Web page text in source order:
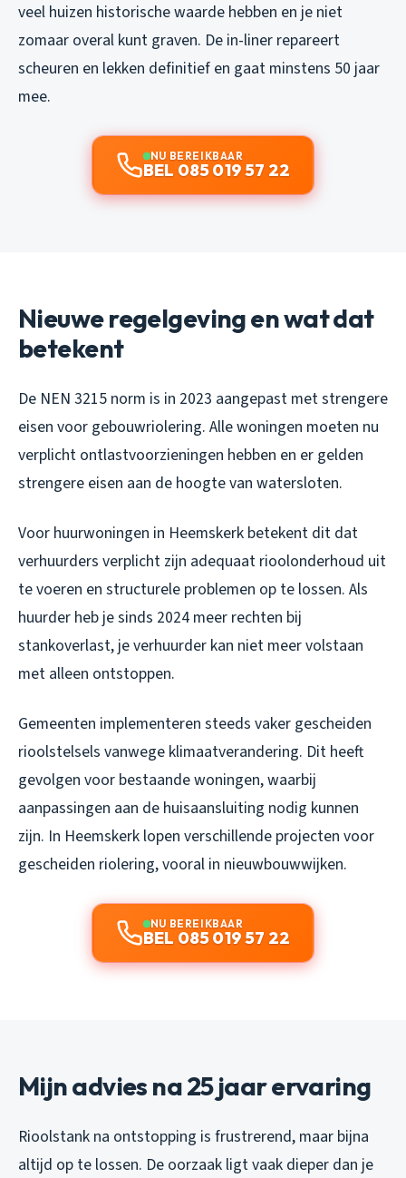
veel huizen historische waarde hebben en je niet
zomaar overal kunt graven. De in-liner repareert
scheuren en lekken definitief en gaat minstens 50 jaar
mee.
NU BEREIKBAAR
BEL 085 019 57 22
Nieuwe regelgeving en wat dat
betekent
De NEN 3215 norm is in 2023 aangepast met strengere
eisen voor gebouwriolering. Alle woningen moeten nu
verplicht ontlastvoorzieningen hebben en er gelden
strengere eisen aan de hoogte van watersloten.
Voor huurwoningen in Heemskerk betekent dit dat
verhuurders verplicht zijn adequaat rioolonderhoud uit
te voeren en structurele problemen op te lossen. Als
huurder heb je sinds 2024 meer rechten bij
stankoverlast, je verhuurder kan niet meer volstaan
met alleen ontstoppen.
Gemeenten implementeren steeds vaker gescheiden
rioolstelsels vanwege klimaatverandering. Dit heeft
gevolgen voor bestaande woningen, waarbij
aanpassingen aan de huisaansluiting nodig kunnen
zijn. In Heemskerk lopen verschillende projecten voor
gescheiden riolering, vooral in nieuwbouwwijken.
NU BEREIKBAAR
BEL 085 019 57 22
Mijn advies na 25 jaar ervaring
Rioolstank na ontstopping is frustrerend, maar bijna
altijd op te lossen. De oorzaak ligt vaak dieper dan je